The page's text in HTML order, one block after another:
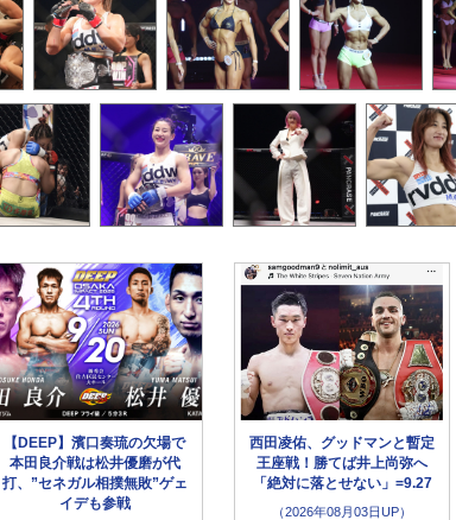
【DEEP】濱口奏琉の欠場で
本田良介戦は松井優磨が代
打、”セネガル相撲無敗”ゲェ
イデも参戦
西田凌佑、グッドマンと暫定
王座戦！勝てば井上尚弥へ
「絶対に落とせない」=9.27
（2026年08月03日UP）